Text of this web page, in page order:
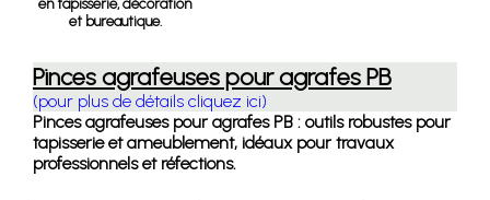
et bureautique.
Pinces agrafeuses pour agrafes PB
(pour plus de détails cliquez ici)
Pinces agrafeuses pour agrafes PB : outils robustes pour
tapisserie et ameublement, idéaux pour travaux
professionnels et réfections.